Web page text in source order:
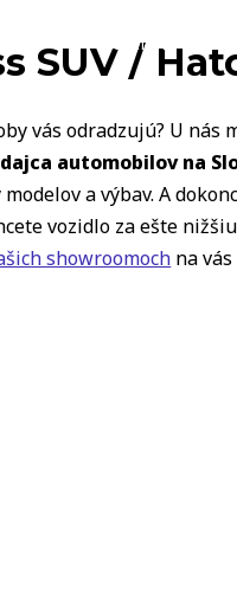
VOZIDLÁ
SUV /
vás odradzujú? U nás
automobilov na
a výbav. A
vozidlo za ešte
showroomoch na